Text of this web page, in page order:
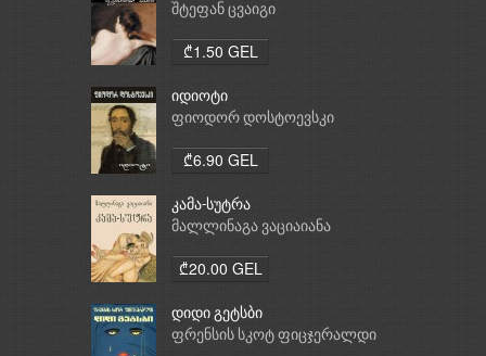
საათი
შტეფან ცვაიგი
₾1.50 GEL
იდიოტი
ფიოდორ დოსტოევსკი
₾6.90 GEL
კამა-სუტრა
მალლინაგა ვაციაიანა
₾20.00 GEL
დიდი გეტსბი
ფრენსის სკოტ ფიცჯერალდი